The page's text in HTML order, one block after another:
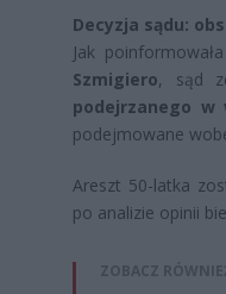
Decyzja sądu:
Jak
Szmigiero, sąd
podejrzanego w
podejmowane
Areszt 50-latka
po analizie opinii
ZOBACZ